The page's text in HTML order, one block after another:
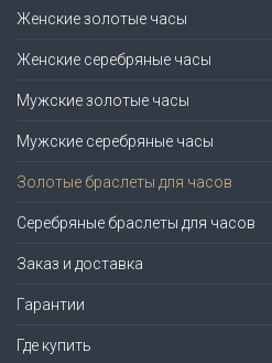
Женские золотые часы
Женские серебряные часы
Мужские золотые часы
Мужские серебряные часы
Золотые браслеты для часов
Серебряные браслеты для часов
Заказ и доставка
Гарантии
Где купить